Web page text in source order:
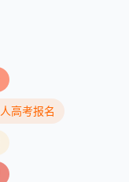
高考报名